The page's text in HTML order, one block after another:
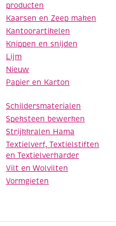
producten
Kaarsen en Zeep maken
Kantoorartikelen
Knippen en snijden
Lijm
Nieuw
Papier en Karton
Schildersmaterialen
Speksteen bewerken
Strijkkralen Hama
Textielverf, Textielstiften
en Textielverharder
Vilt en Wolvilten
Vormgieten